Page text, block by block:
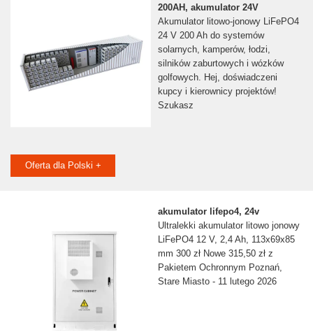
200AH, akumulator 24V
Akumulator litowo-jonowy LiFePO4
24 V 200 Ah do systemów
solarnych, kamperów, łodzi,
silników zaburtowych i wózków
golfowych. Hej, doświadczeni
kupcy i kierownicy projektów!
Szukasz
Oferta dla Polski +
akumulator lifepo4, 24v
Ultralekki akumulator litowo jonowy
LiFePO4 12 V, 2,4 Ah, 113x69x85
mm 300 zł Nowe 315,50 zł z
Pakietem Ochronnym Poznań,
Stare Miasto - 11 lutego 2026